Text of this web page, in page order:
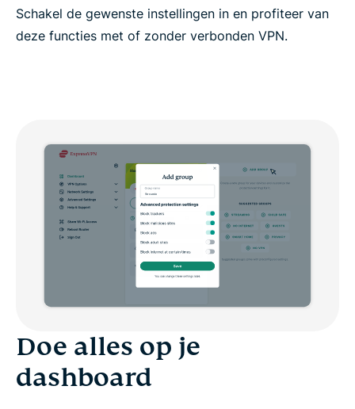
Schakel de gewenste instellingen in en profiteer van
deze functies met of zonder verbonden VPN.
Doe alles op je
dashboard